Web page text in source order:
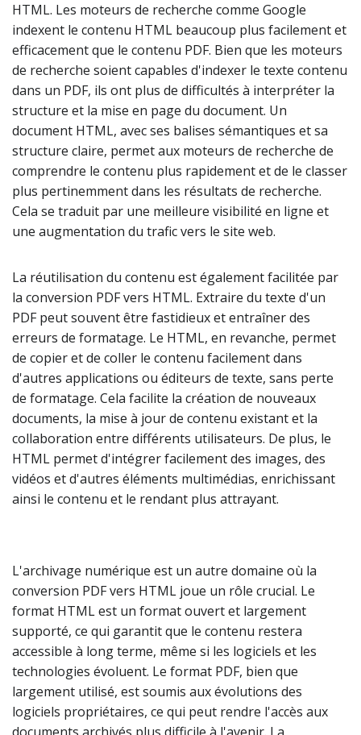
HTML. Les moteurs de recherche comme Google
indexent le contenu HTML beaucoup plus facilement et
efficacement que le contenu PDF. Bien que les moteurs
de recherche soient capables d'indexer le texte contenu
dans un PDF, ils ont plus de difficultés à interpréter la
structure et la mise en page du document. Un
document HTML, avec ses balises sémantiques et sa
structure claire, permet aux moteurs de recherche de
comprendre le contenu plus rapidement et de le classer
plus pertinemment dans les résultats de recherche.
Cela se traduit par une meilleure visibilité en ligne et
une augmentation du trafic vers le site web.
La réutilisation du contenu est également facilitée par
la conversion PDF vers HTML. Extraire du texte d'un
PDF peut souvent être fastidieux et entraîner des
erreurs de formatage. Le HTML, en revanche, permet
de copier et de coller le contenu facilement dans
d'autres applications ou éditeurs de texte, sans perte
de formatage. Cela facilite la création de nouveaux
documents, la mise à jour de contenu existant et la
collaboration entre différents utilisateurs. De plus, le
HTML permet d'intégrer facilement des images, des
vidéos et d'autres éléments multimédias, enrichissant
ainsi le contenu et le rendant plus attrayant.
L'archivage numérique est un autre domaine où la
conversion PDF vers HTML joue un rôle crucial. Le
format HTML est un format ouvert et largement
supporté, ce qui garantit que le contenu restera
accessible à long terme, même si les logiciels et les
technologies évoluent. Le format PDF, bien que
largement utilisé, est soumis aux évolutions des
logiciels propriétaires, ce qui peut rendre l'accès aux